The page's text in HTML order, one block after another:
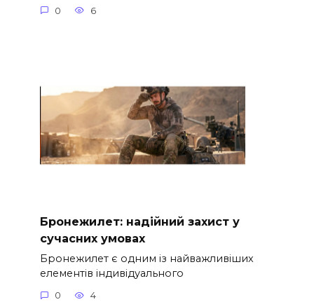
0 6
Бронежилет: надійний захист у
сучасних умовах
Бронежилет є одним із найважливіших
елементів індивідуального
0 4